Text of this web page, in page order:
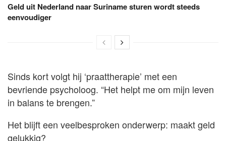
Geld uit Nederland naar Suriname sturen wordt steeds
eenvoudiger
Sinds kort volgt hij ‘praattherapie’ met een
bevriende psycholoog. “Het helpt me om mijn leven
in balans te brengen.”
Het blijft een veelbesproken onderwerp: maakt geld
gelukkig?